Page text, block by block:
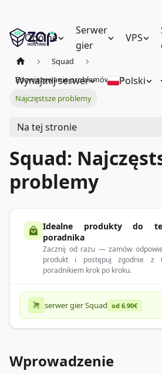
Ogólne
Serwer
gier
VPS
Wynajmij serwer Polski
Squad
Rozwiązywanie problemów
Najczęstsze problemy
Na tej stronie
Squad:
problemy
Idealne produkty do
poradnika
Zacznij od razu — zamów
produkt i postępuj zgodnie z
poradnikiem krok po kroku.
serwer gier Squad od 6.90€
Wprowadzenie